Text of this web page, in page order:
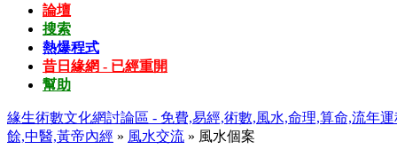
論壇
搜索
熱爆程式
昔日緣網 - 已經重開
幫助
緣生術數文化網討論區 - 免費,易經,術數,風水,命理,算命,流年
餘,中醫,黃帝內經 » 風水交流 » 風水個案